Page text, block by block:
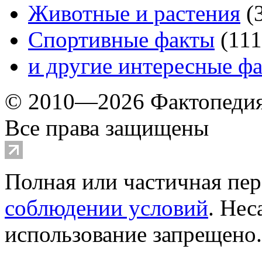
Животные и растения (
Спортивные факты (111
и другие интересные
© 2010—2026
Все права защищены
Полная или частичная
соблюдении условий.
использование